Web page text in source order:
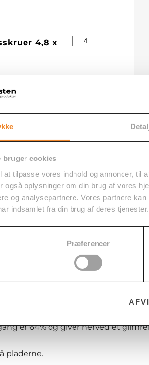
bruger cookies
at tilpasse vores indhold og annoncer, til
også oplysninger om din brug af vores
og analysepartnere. Vores partnere
indsamlet fra din brug af deres tjenester.
Præferencer
4,8 x
-4.8 / 5 på Trustpilot
af 16mm klare kanalplader af
og tape der behøves.
er UV-beskyttet, og blokerer
er 64% og giver herved et
pladerne.